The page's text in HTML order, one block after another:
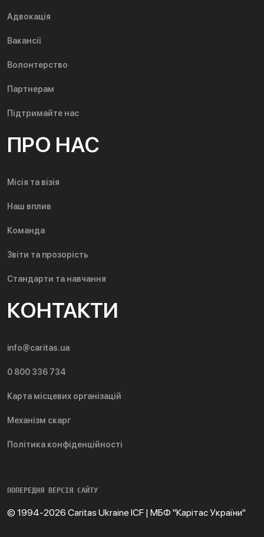
Адвокація
Вакансії
Волонтерство
Партнерам
Підтримайте нас
ПРО НАС
Місія та візія
Наш вплив
Команда
Звіти та прозорість
Стандарти та навчання
КОНТАКТИ
info@caritas.ua
0 800 336 734
Карта місцевих організацій
Механізм скарг
Політика конфіденційності
ПОПЕРЕДНЯ ВЕРСІЯ САЙТУ
© 1994-2026 Caritas Ukraine ICF | МБФ "Карітас України"